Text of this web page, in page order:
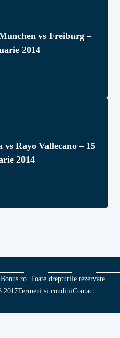
vs Freiburg –
2014
Rayo Vallecano – 15
2014
Toate drepturile rezervate.
Termeni si conditiiContact